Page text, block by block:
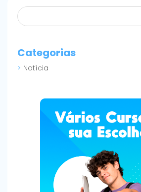
Categorias
Notícia